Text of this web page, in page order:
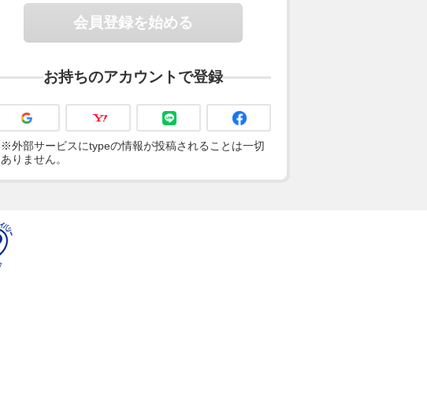
会員登録を始める
お持ちのアカウントで登録
※外部サービスにtypeの情報が投稿されることは一切
ありません。